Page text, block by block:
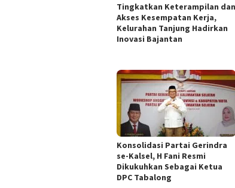
Tingkatkan Keterampilan dan
Akses Kesempatan Kerja,
Kelurahan Tanjung Hadirkan
Inovasi Bajantan
Konsolidasi Partai Gerindra
se-Kalsel, H Fani Resmi
Dikukuhkan Sebagai Ketua
DPC Tabalong